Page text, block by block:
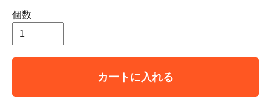
個数
カートに入れる